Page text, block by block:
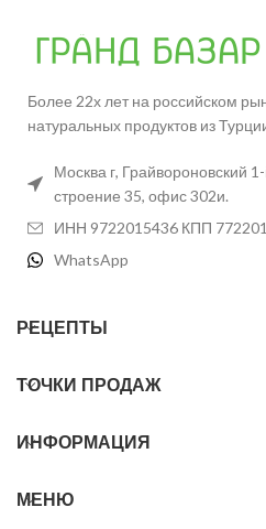
Более 22х лет на российском
натуральных продуктов из
Москва г, Грайвороновский
строение 35, офис 302и.
ИНН 9722015436 КПП
WhatsApp
РЕЦЕПТЫ
ТОЧКИ ПРОДАЖ
ИНФОРМАЦИЯ
МЕНЮ